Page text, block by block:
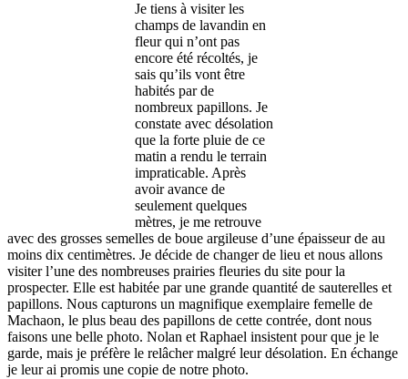
Je tiens à visiter les
champs de lavandin en
fleur qui n’ont pas
encore été récoltés, je
sais qu’ils vont être
habités par de
nombreux papillons. Je
constate avec désolation
que la forte pluie de ce
matin a rendu le terrain
impraticable. Après
avoir avance de
seulement quelques
mètres, je me retrouve
avec des grosses semelles de boue argileuse d’une épaisseur de au
moins dix centimètres. Je décide de changer de lieu et nous allons
visiter l’une des nombreuses prairies fleuries du site pour la
prospecter. Elle est habitée par une grande quantité de sauterelles et
papillons. Nous capturons un magnifique exemplaire femelle de
Machaon, le plus beau des papillons de cette contrée, dont nous
faisons une belle photo. Nolan et Raphael insistent pour que je le
garde, mais je préfère le relâcher malgré leur désolation. En échange
je leur ai promis une copie de notre photo.